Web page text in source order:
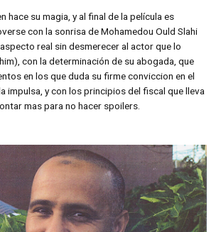
hace su magia, y al final de la película es
con la sonrisa de Mohamedou Ould Slahi
real sin desmerecer al actor que lo
con la determinación de su abogada, que
en los que duda su firme conviccion en el
impulsa, y con los principios del fiscal que lleva
mas para no hacer spoilers.